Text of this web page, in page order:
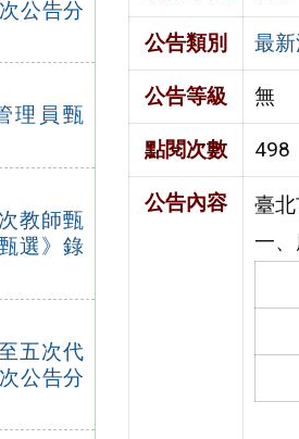
公告分
理員甄
教師甄
選》錄
五次代
公告分
公告類別 最
公告等級 無
點閱次數 498
公告內容
臺
一